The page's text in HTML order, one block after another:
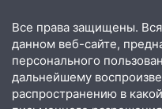
временно
10:14 В
коррупционной
отправили в
Все права защищены.
данном веб-сайте,
персонального
дальнейшему
распространению в